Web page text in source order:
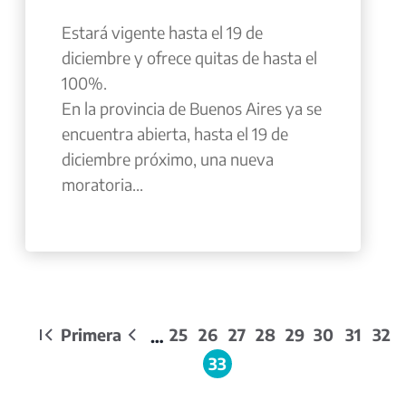
Estará vigente hasta el 19 de
diciembre y ofrece quitas de hasta el
100%.
En la provincia de Buenos Aires ya se
encuentra abierta, hasta el 19 de
diciembre próximo, una nueva
moratoria...
PaginaciónPrimera
Primera Página
… Page
25 Page
26 Page
27 Page
28 Page
29 Page
30 Page
31 32
Página
33